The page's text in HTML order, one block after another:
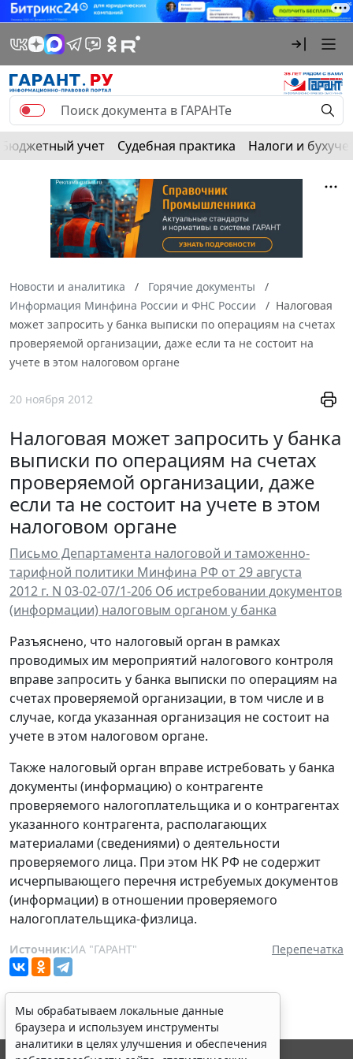
Бюджетный учет Судебная практика Налоги и
Новости и аналитика
Горячие документы
Информация Минфина России и ФНС России
Налоговая
может запросить у банка выписки по операциям на счетах
проверяемой организации, даже если та не состоит на
учете в этом налоговом органе
20 ноября 2012
Налоговая может запросить у банка
выписки по операциям на счетах
проверяемой организации, даже
если та не состоит на учете в этом
налоговом органе
Письмо Департамента налоговой и таможенно-
тарифной политики Минфина РФ от 29 августа
2012 г. N 03-02-07/1-206 Об истребовании документов
(информации) налоговым органом у банка
Разъяснено, что налоговый орган в рамках
проводимых им мероприятий налогового контроля
вправе запросить у банка выписки по операциям на
счетах проверяемой организации, в том числе и в
случае, когда указанная организация не состоит на
учете в этом налоговом органе.
Также налоговый орган вправе истребовать у банка
документы (информацию) о контрагенте
проверяемого налогоплательщика и о контрагентах
указанного контрагента, располагающих
материалами (сведениями) о деятельности
проверяемого лица. При этом НК РФ не содержит
исчерпывающего перечня истребуемых документов
(информации) в отношении проверяемого
налогоплательщика-физлица.
Источник:ИА "ГАРАНТ" Перепечатка
Мы обрабатываем локальные данные
браузера и используем инструменты
аналитики в целях улучшения и обеспечения